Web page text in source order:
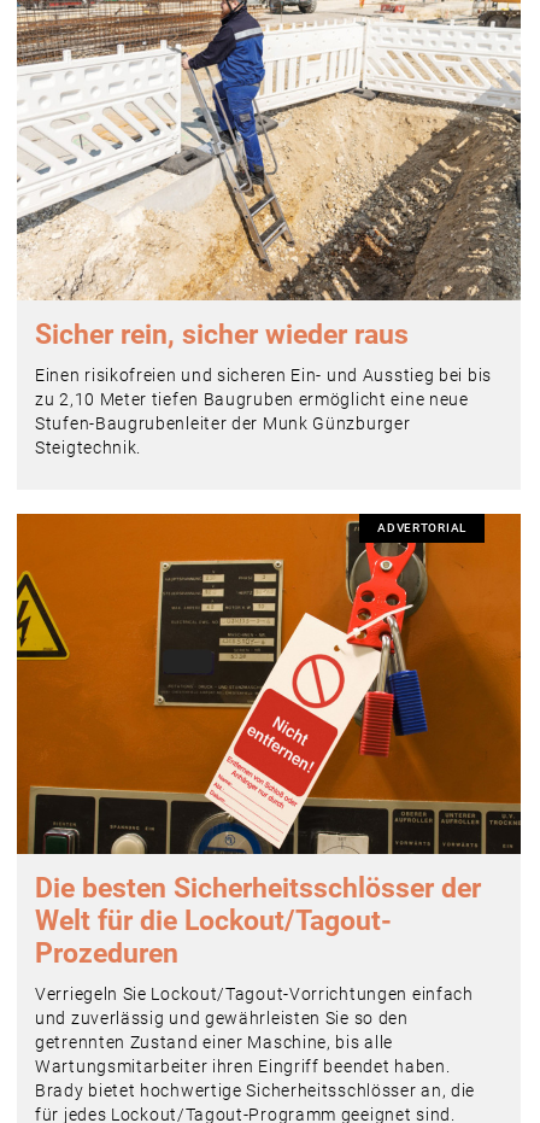
Sicher rein, sicher wieder raus
Einen risikofreien und sicheren Ein- und Ausstieg bei bis
zu 2,10 Meter tiefen Baugruben ermöglicht eine neue
Stufen-Baugrubenleiter der Munk Günzburger
Steigtechnik.
ADVERTORIAL
Die besten Sicherheitsschlösser der
Welt für die Lockout/Tagout-
Prozeduren
Verriegeln Sie Lockout/Tagout-Vorrichtungen einfach
und zuverlässig und gewährleisten Sie so den
getrennten Zustand einer Maschine, bis alle
Wartungsmitarbeiter ihren Eingriff beendet haben.
Brady bietet hochwertige Sicherheitsschlösser an, die
für jedes Lockout/Tagout-Programm geeignet sind.